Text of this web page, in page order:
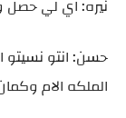
نيره: اي لي
حسن: انتو نسيتو
الملكه الام